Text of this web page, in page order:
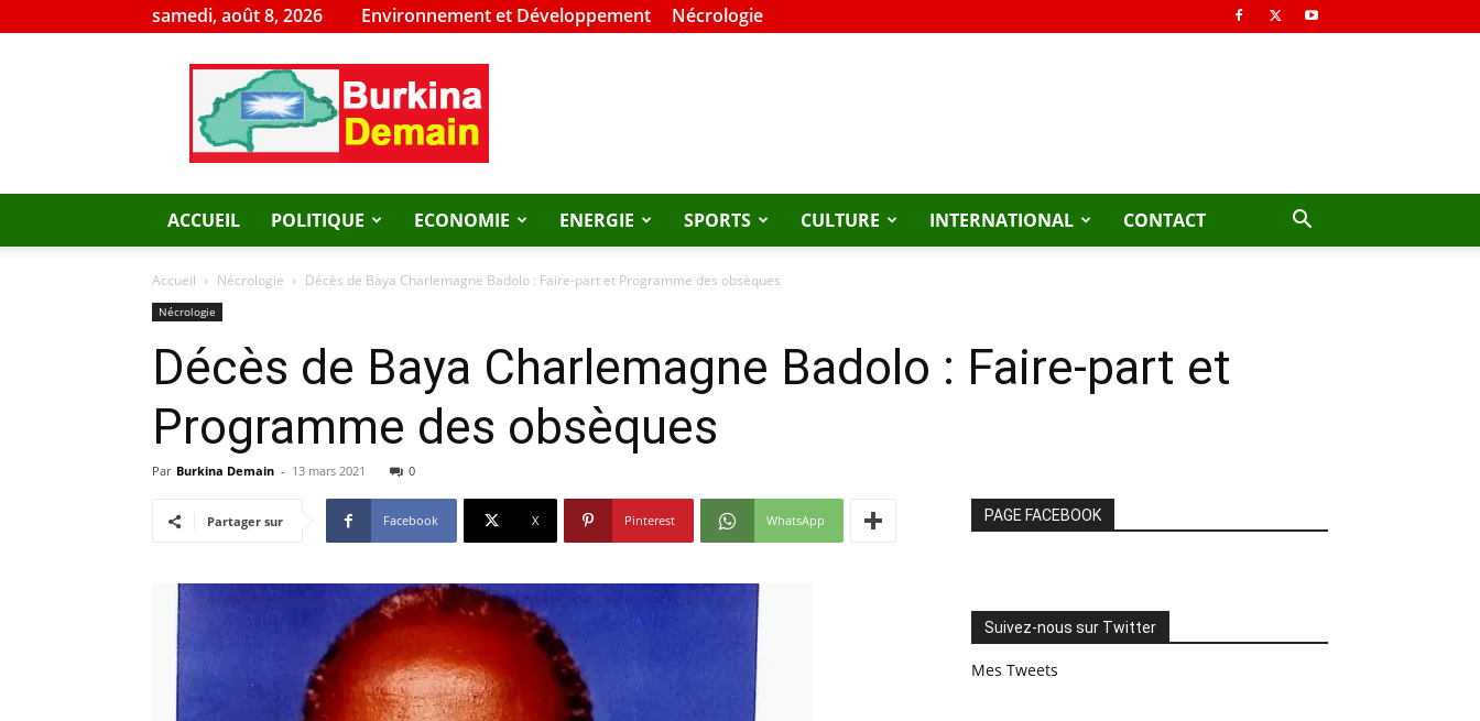
samedi, août 8, 2026 Environnement et Développement Nécrologie
Burkina
Demain
ACCUEIL POLITIQUE ECONOMIE ENERGIE SPORTS CULTURE INTERNATIONAL CONTACT
Accueil Nécrologie Décès de Baya Charlemagne Badolo : Faire-part et Programme des obsèques
Nécrologie
Décès de Baya Charlemagne Badolo : Faire-part et
Programme des obsèques
Par Burkina Demain - 13 mars 2021 0
Partager sur Facebook X Pinterest WhatsApp PAGE FACEBOOK
Suivez-nous sur Twitter
Mes Tweets